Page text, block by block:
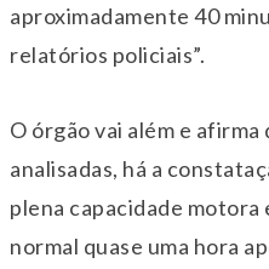
aproximadamente 40
relatórios policiais”.
O órgão vai além e afirma
analisadas, há a
plena capacidade
normal quase uma hora